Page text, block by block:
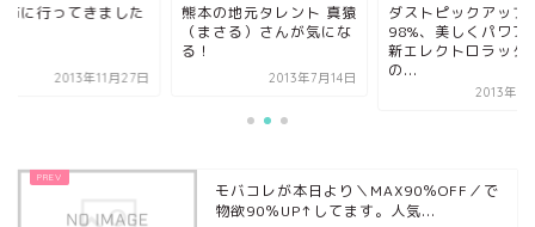
市に行ってきました
2013年11月27日
熊本の地元タレント 真猿
（まさる）さんが気にな
る！
2013年7月14日
ダストピックアップ
98%、美しくパワフ
新エレクトロラック
の...
2013年3
モバコレが本日より＼MAX90％OFF／で
物欲90％UP↑してます。人気...